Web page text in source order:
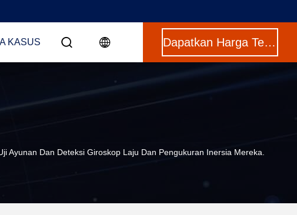
KASUS Dapatkan Harga Terbaik
Ayunan Dan Deteksi Giroskop Laju Dan Pengukuran Inersia Mereka.